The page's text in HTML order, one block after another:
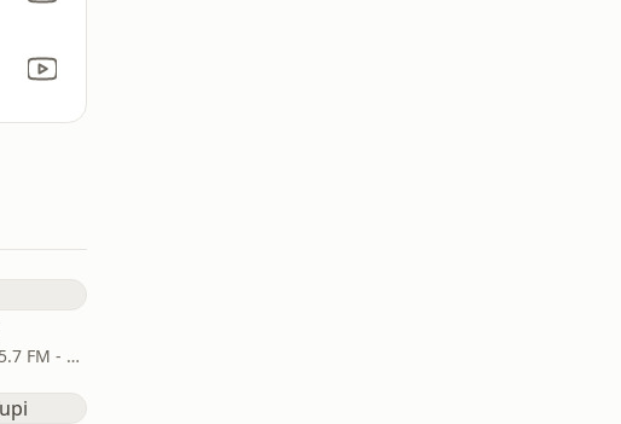
Belo Horizonte · 95.7 FM - 610 AM